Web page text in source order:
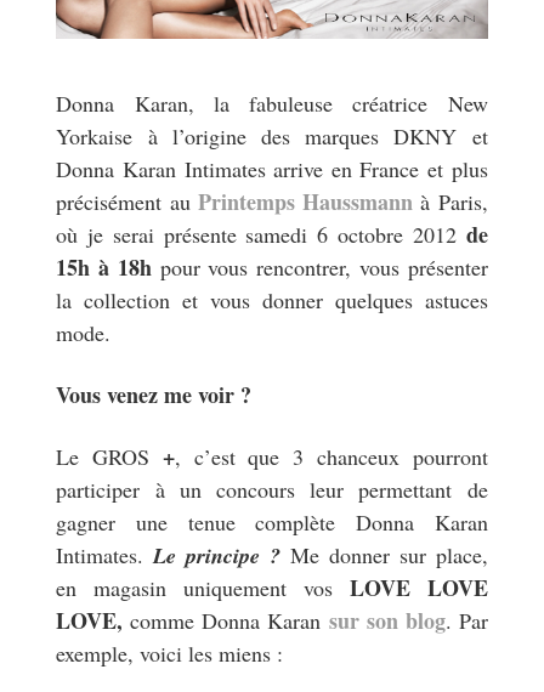
Donna Karan, la fabuleuse créatrice New
Yorkaise à l’origine des marques DKNY et
Donna Karan Intimates arrive en France et plus
précisément au Printemps Haussmann à Paris,
où je serai présente samedi 6 octobre 2012de
15h à 18hpour vous rencontrer, vous présenter
la collection et vous donner quelques astuces
mode.
Vous venez me voir ?
Le GROS +, c’est que 3 chanceux pourront
participer à un concours leur permettant de
gagner une tenue complète Donna Karan
Intimates.Le principe ? Me donner sur place,
en magasin uniquement vos LOVE LOVE
LOVE, comme Donna Karan sur son blog. Par
exemple, voici les miens :